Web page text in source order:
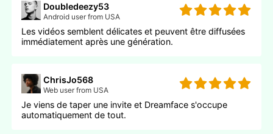
Doubledeezy53
Android user from USA
Les vidéos semblent délicates et peuvent être diffusées
immédiatement après une génération.
ChrisJo568
Web user from USA
Je viens de taper une invite et Dreamface s'occupe
automatiquement de tout.